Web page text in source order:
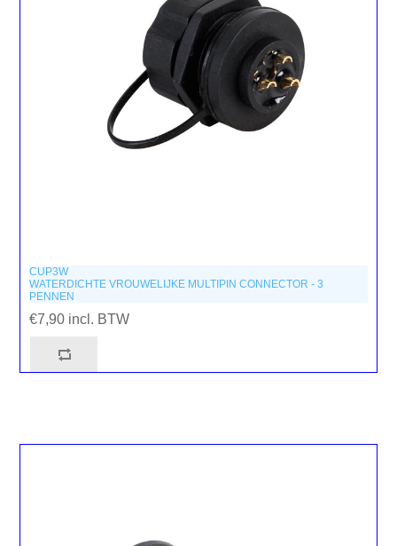
CUP3W
WATERDICHTE VROUWELIJKE MULTIPIN CONNECTOR - 3
PENNEN
€7,90 incl. BTW